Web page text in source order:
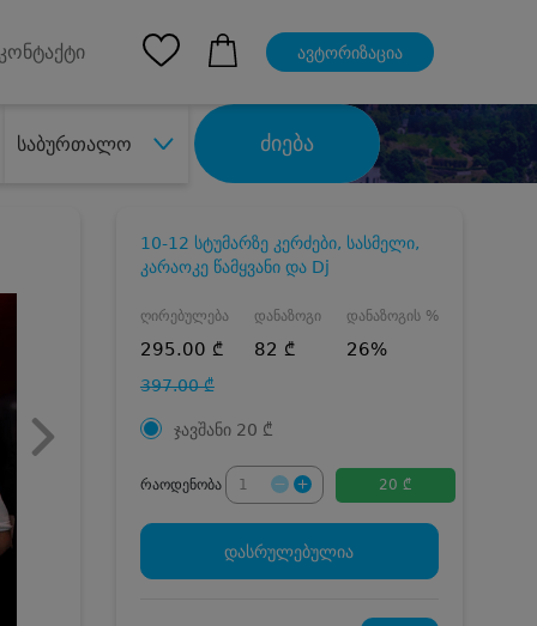
კონტაქტი ავტორიზაცია
საბურთალო ძიება
10-12 სტუმარზე კერძები, სასმელი,
კარაოკე წამყვანი და Dj
ღირებულება
295.00 ₾
397.00 ₾
დანაზოგი
82 ₾
დანაზოგის %
26%
ჯავშანი 20 ₾
რაოდენობა 20 ₾
დასრულებულია